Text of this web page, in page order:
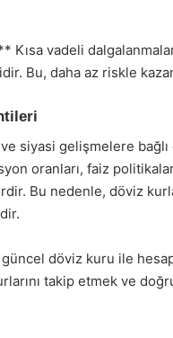
Kısa vadeli
Bu, daha az riskle
siyasi gelişmelere
oranları, faiz
Bu nedenle, döviz
döviz kuru ile
takip etmek ve